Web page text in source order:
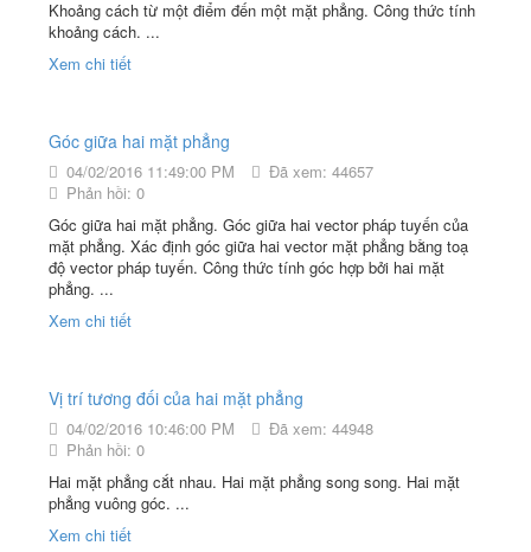
Khoảng cách từ một điểm đến một mặt phẳng. Công thức tính
khoảng cách. ...
Xem chi tiết
Góc giữa hai mặt phẳng
04/02/2016 11:49:00 PM
Đã xem: 44657
Phản hồi: 0
Góc giữa hai mặt phẳng. Góc giữa hai vector pháp tuyến của
mặt phẳng. Xác định góc giữa hai vector mặt phẳng bằng toạ
độ vector pháp tuyến. Công thức tính góc hợp bởi hai mặt
phẳng. ...
Xem chi tiết
Vị trí tương đối của hai mặt phẳng
04/02/2016 10:46:00 PM
Đã xem: 44948
Phản hồi: 0
Hai mặt phẳng cắt nhau. Hai mặt phẳng song song. Hai mặt
phẳng vuông góc. ...
Xem chi tiết